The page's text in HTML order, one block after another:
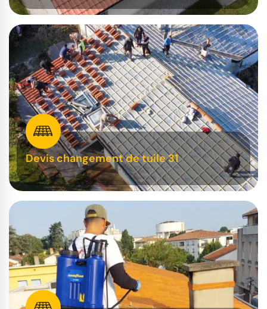
Devis changement de tuile 31